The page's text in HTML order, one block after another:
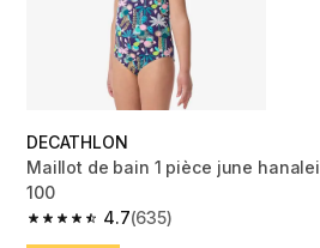
DECATHLON
Maillot de bain 1 pièce june hanalei
100
4.7
4.7 out of 5 stars from 635 reviews
(635)